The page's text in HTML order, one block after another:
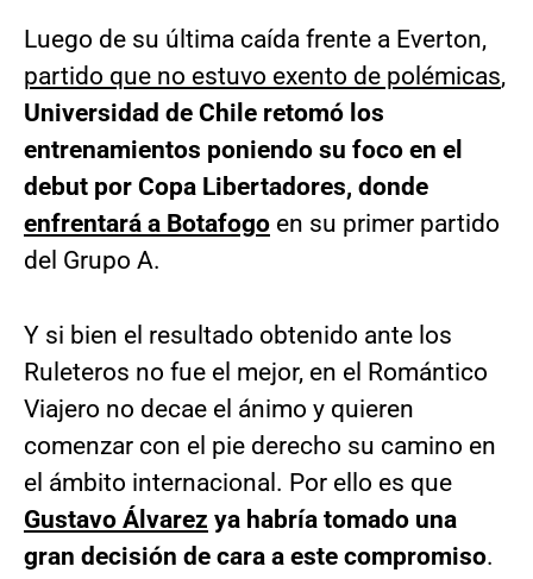
Luego de su última caída frente a Everton,
partido que no estuvo exento de polémicas,
Universidad de Chile retomó los
entrenamientos poniendo su foco en el
debut por Copa Libertadores, donde
enfrentará a Botafogo en su primer partido
del Grupo A.
Y si bien el resultado obtenido ante los
Ruleteros no fue el mejor, en el Romántico
Viajero no decae el ánimo y quieren
comenzar con el pie derecho su camino en
el ámbito internacional. Por ello es que
Gustavo Álvarez ya habría tomado una
gran decisión de cara a este compromiso.